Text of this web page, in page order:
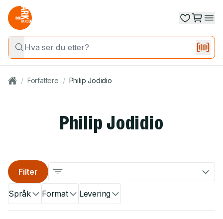
/ Forfattere / Philip Jodidio
Philip Jodidio
Språk Format Levering
Filter